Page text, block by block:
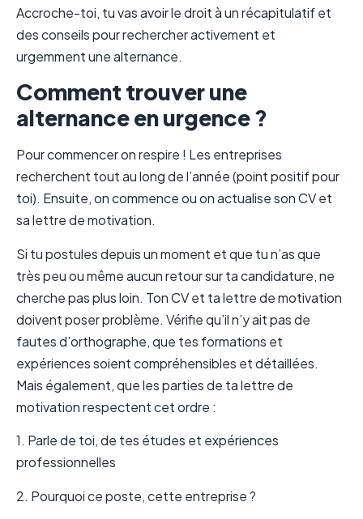
Accroche-toi, tu vas avoir le droit à un récapitulatif et
des conseils pour rechercher activement et
urgemment une alternance.
Comment trouver une
alternance en urgence ?
Pour commencer on respire ! Les entreprises
recherchent tout au long de l’année (point positif pour
toi). Ensuite, on commence ou on actualise son CV et
sa lettre de motivation.
Si tu postules depuis un moment et que tu n’as que
très peu ou même aucun retour sur ta candidature, ne
cherche pas plus loin. Ton CV et ta lettre de motivation
doivent poser problème. Vérifie qu’il n’y ait pas de
fautes d’orthographe, que tes formations et
expériences soient compréhensibles et détaillées.
Mais également, que les parties de ta lettre de
motivation respectent cet ordre :
1. Parle de toi, de tes études et expériences
professionnelles
2. Pourquoi ce poste, cette entreprise ?